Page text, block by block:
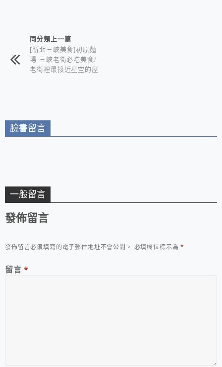
相連文章同分類上一篇
[新北三峽美食]初原麵
場-三峽老街必吃美食/
老街裡最接近星空的屋
臉書留言
一般留言
發佈留言
發佈留言必須填寫的電子郵件地址不會公開。 必填欄位標示為*
留言 *